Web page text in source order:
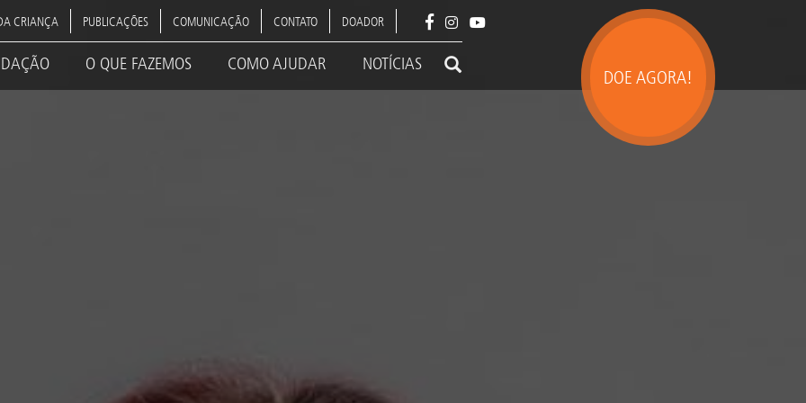
DOE AGORA!
CRIANÇA PUBLICAÇÕES COMUNICAÇÃO CONTATO DOADOR
O QUE FAZEMOS COMO AJUDAR NOTÍCIAS